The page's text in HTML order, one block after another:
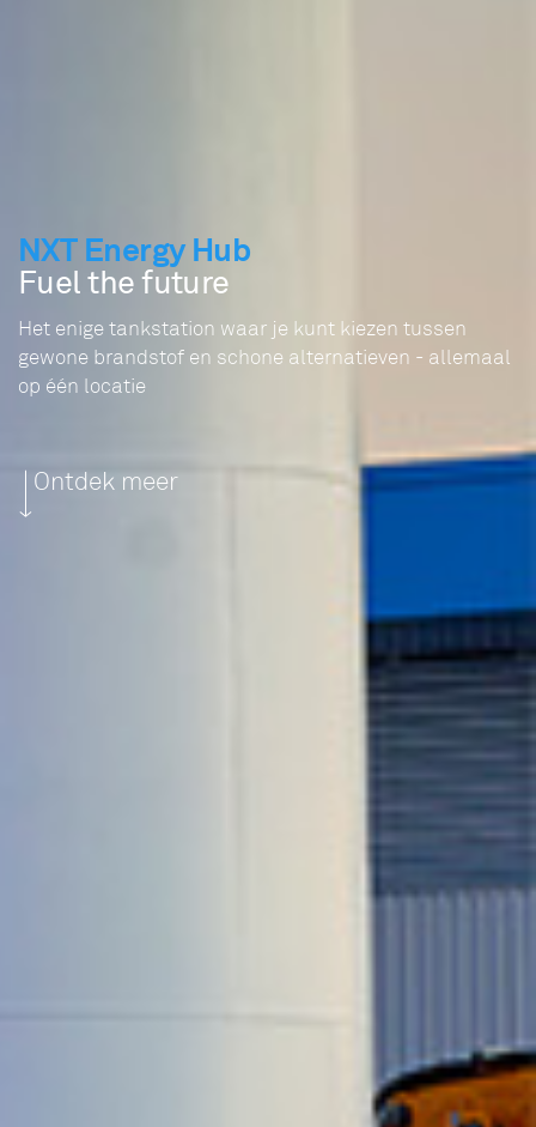
NXT Energy Hub
Fuel the future
Het enige tankstation waar je kunt kiezen tussen
gewone brandstof en schone alternatieven - allemaal
op één locatie
Ontdek meer